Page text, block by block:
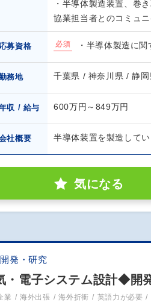
・半導体製造装置、巻
協業担当者とのコミュ
募資格 必須 ・半導体製造に
務地 千葉県 / 神奈川県 / 静岡
収 / 給与 600万円～849万円
社概要 半導体装置を製造してい
気になる
発・研究
・電子システム設計◆開
業 海外出張 海外折衝 英語力が必要